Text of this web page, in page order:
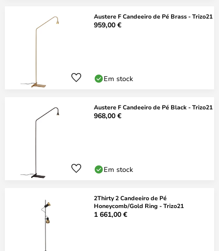
Austere F Candeeiro de Pé Brass - Trizo21
959,00 €
Em stock
Austere F Candeeiro de Pé Black - Trizo21
968,00 €
Em stock
2Thirty 2 Candeeiro de Pé
Honeycomb/Gold Ring - Trizo21
1 661,00 €